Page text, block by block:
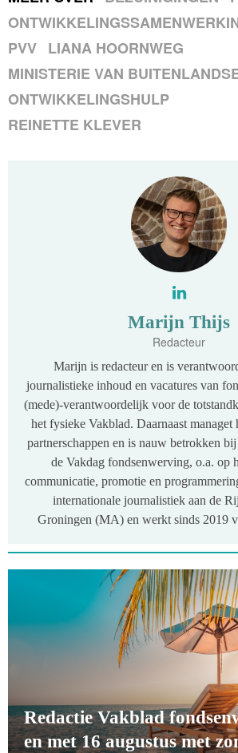
PVV LIANA HOORNWEG
MINISTERIE VAN
ONTWIKKELINGSHULP
REINETTE KLEVER
Marijn Thijs
Redacteur
Marijn is redacteur en is
journalistieke inhoud en vacatures van
(mede)-verantwoordelijk voor de
het fysieke Vakblad. Daarnaast managet
partnerschappen en is nauw betrokken
de Vakdag fondsenwerving, o.a. op
communicatie, promotie en
internationale journalistiek aan de
Groningen (MA) en werkt sinds 2019
Redactie Vakblad
en met 16 augustus met